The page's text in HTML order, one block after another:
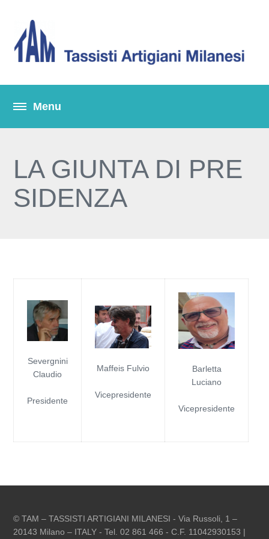
LA GIUNTA DI PRE
SIDENZA
Severgnini
Claudio
Presidente
Maffeis Fulvio
Vicepresidente
Barletta
Luciano
Vicepresidente
© TAM – TASSISTI ARTIGIANI MILANESI - Via Russoli, 1 –
20143 Milano – ITALY - Tel. 02 861 466 - C.F. 11042930153 |